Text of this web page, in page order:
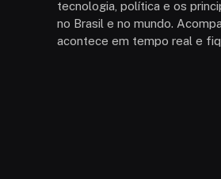
tecnologia, política e os
no Brasil e no mundo.
acontece em tempo real e